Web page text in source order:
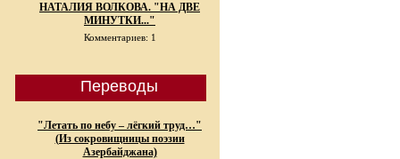
НАТАЛИЯ ВОЛКОВА. "НА ДВЕ
МИНУТКИ..."
Комментариев: 1
Переводы
"Летать по небу – лёгкий труд…"
(Из сокровищницы поэзии
Азербайджана)